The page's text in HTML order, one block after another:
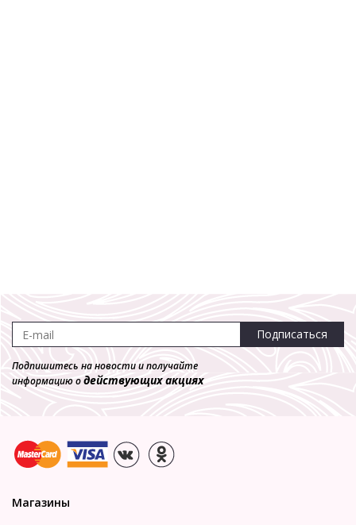
Подписаться
Подпишитесь на новости и получайте
информацию одействующих акциях
Магазины